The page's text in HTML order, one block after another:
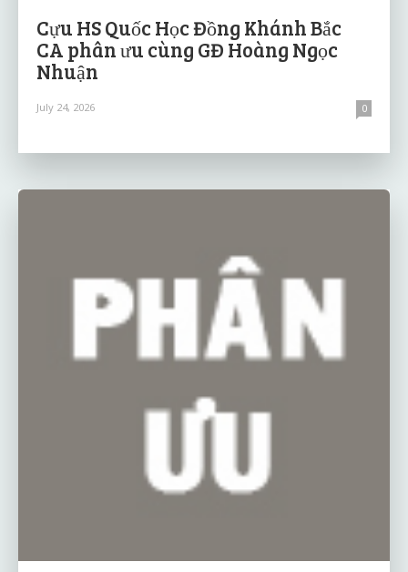
Cựu HS Quốc Học Đồng Khánh Bắc
CA phân ưu cùng GĐ Hoàng Ngọc
Nhuận
July 24, 2026 0